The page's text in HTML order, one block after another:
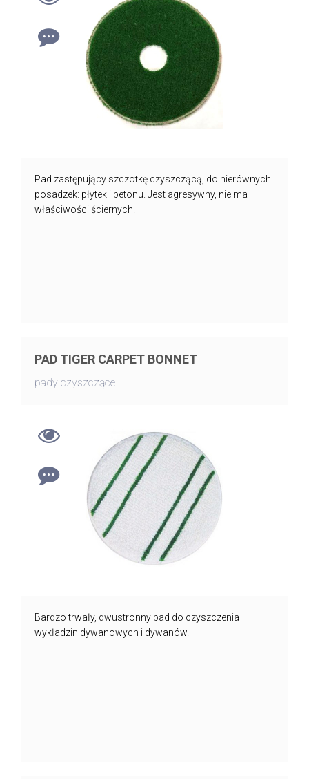
Pad zastępujący szczotkę czyszczącą, do nierównych
posadzek: płytek i betonu. Jest agresywny, nie ma
właściwości ściernych.
PAD TIGER CARPET BONNET
pady czyszczące
Bardzo trwały, dwustronny pad do czyszczenia
wykładzin dywanowych i dywanów.